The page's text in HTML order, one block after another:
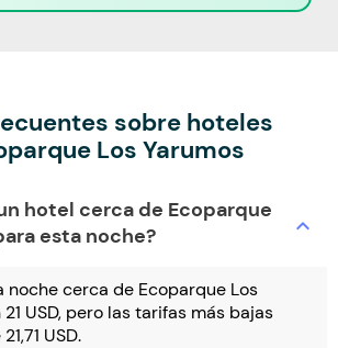
sobre hoteles
Los Yarumos
hotel cerca de Ecoparque
esta noche?
expand_more
noche cerca de Ecoparque Los
USD, pero las tarifas más bajas
USD.